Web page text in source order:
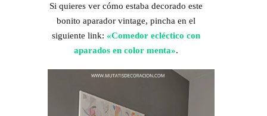
Si quieres ver cómo estaba decorado este
bonito aparador vintage, pincha en el
siguiente link: «Comedor ecléctico con
aparados en color menta».